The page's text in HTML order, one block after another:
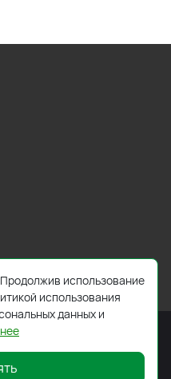
65А
использование
использования
данных и